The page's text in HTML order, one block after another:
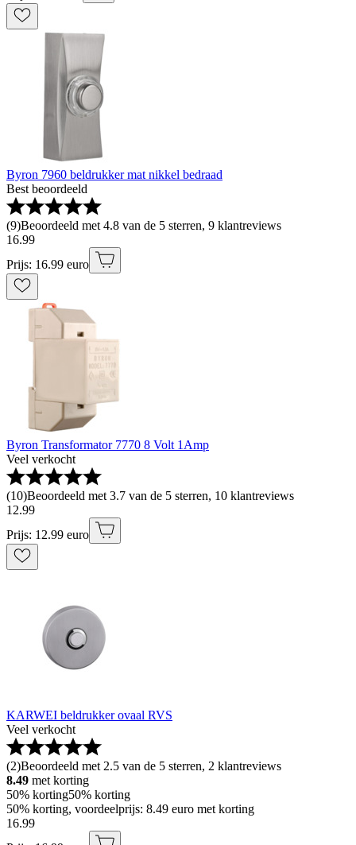
Byron 7960 beldrukker mat nikkel bedraad
Best beoordeeld
(9)Beoordeeld met 4.8 van de 5 sterren, 9 klantreviews
16.99
Prijs: 16.99 euro
Byron Transformator 7770 8 Volt 1Amp
Veel verkocht
(10)Beoordeeld met 3.7 van de 5 sterren, 10 klantreviews
12.99
Prijs: 12.99 euro
KARWEI beldrukker ovaal RVS
Veel verkocht
(2)Beoordeeld met 2.5 van de 5 sterren, 2 klantreviews
8.49 met korting
50% korting50% korting
50% korting, voordeelprijs: 8.49 euro met korting
16.99